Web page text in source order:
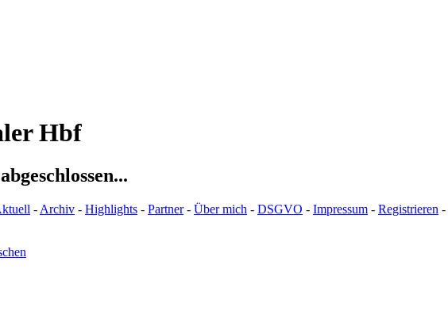
Hbf
- Archiv - Highlights - Partner- Über mich - DSGVO - Impressum - Registrieren -